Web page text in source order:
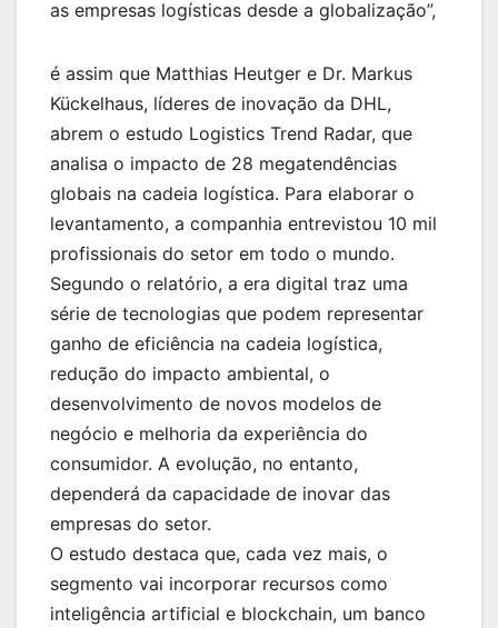
as empresas logísticas desde a globalização”,
é assim que Matthias Heutger e Dr. Markus
Kückelhaus, líderes de inovação da DHL,
abrem o estudo Logistics Trend Radar, que
analisa o impacto de 28 megatendências
globais na cadeia logística. Para elaborar o
levantamento, a companhia entrevistou 10 mil
profissionais do setor em todo o mundo.
Segundo o relatório, a era digital traz uma
série de tecnologias que podem representar
ganho de eficiência na cadeia logística,
redução do impacto ambiental, o
desenvolvimento de novos modelos de
negócio e melhoria da experiência do
consumidor. A evolução, no entanto,
dependerá da capacidade de inovar das
empresas do setor.
O estudo destaca que, cada vez mais, o
segmento vai incorporar recursos como
inteligência artificial e blockchain, um banco